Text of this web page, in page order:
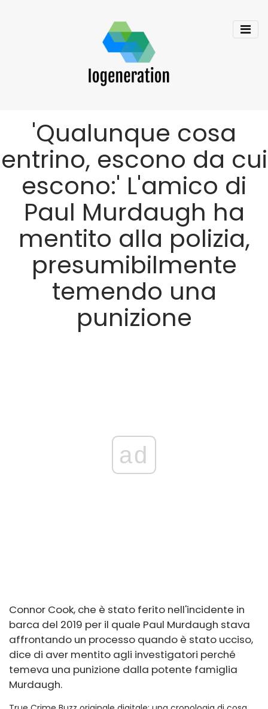
'Qualunque cosa
entrino, escono da cui
escono:' L'amico di
Paul Murdaugh ha
mentito alla polizia,
presumibilmente
temendo una
punizione
ad
Connor Cook, che è stato ferito nell'incidente in
barca del 2019 per il quale Paul Murdaugh stava
affrontando un processo quando è stato ucciso,
dice di aver mentito agli investigatori perché
temeva una punizione dalla potente famiglia
Murdaugh.